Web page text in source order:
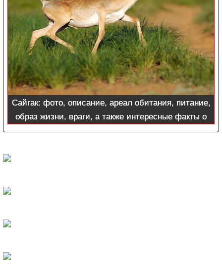
Сайгак: фото, описание, ареал обитания, питание,
образ жизни, враги, а также интересные факты о
животных